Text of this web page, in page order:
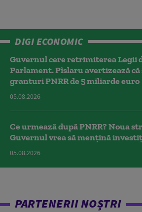
DIGI ECONOMIC
Guvernul cere retrimiterea Legii
Parlament. Pîslaru avertizează
granturi PNRR de 5 miliarde euro
05.08.2026
Ce urmează după PNRR? Noua
Guvernul vrea să mențină
05.08.2026
PARTENERII NOȘTRI